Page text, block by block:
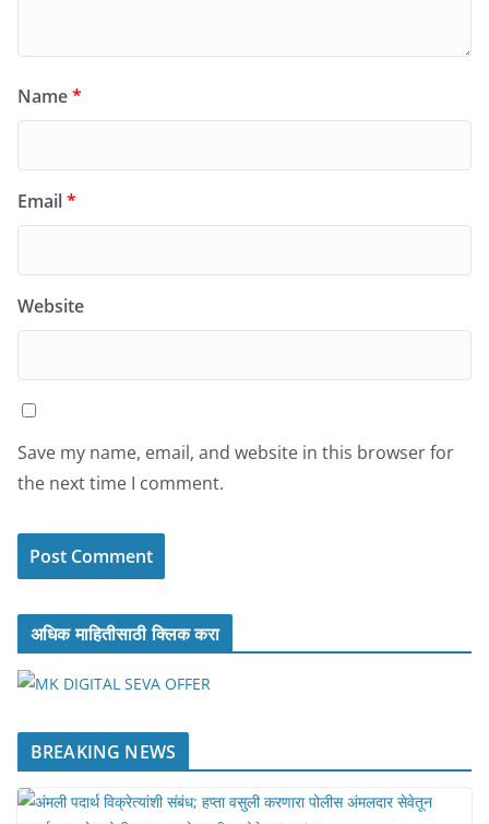
Name*
Email*
Website
Save my name, email, and website in this browser for
the next time I comment.
अधिक माहितीसाठी क्लिक करा
BREAKING NEWS